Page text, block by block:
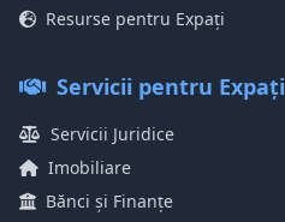
Resurse pentru Expați
Servicii pentru Expați
Servicii Juridice
Imobiliare
Bănci și Finanțe